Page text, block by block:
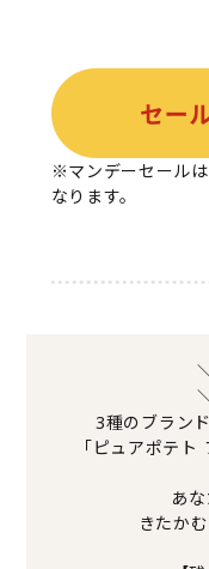
※マンデーセール
なります。
3種のブラン
「ピュアポテト
あ
きたか